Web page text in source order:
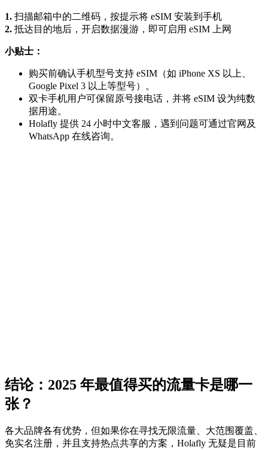
1. 扫描邮箱中的二维码，按提示将 eSIM 安装到手机
2. 抵达目的地后，开启数据漫游，即可启用 eSIM 上网
小贴士：
购买前确认手机型号支持 eSIM（如 iPhone XS 以上、
Google Pixel 3 以上等型号）。
双卡手机用户可保留原号接电话，并将 eSIM 设为纯数
据用途。
Holafly 提供 24 小时中文客服，遇到问题可通过官网及
WhatsApp 在线咨询。
结论：2025 年最值得买的流量卡是哪一
张？
各大品牌各有优势，但如果你在寻找无限流量、大范围覆盖、
免实名注册，并且支持热点共享的方案，Holafly 无疑是目前